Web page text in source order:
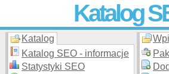
Katalog
Skuteczna i promocja stron
moderowanego katalogu
Katalog
Katalog SEO - informacje
Statystyki SEO